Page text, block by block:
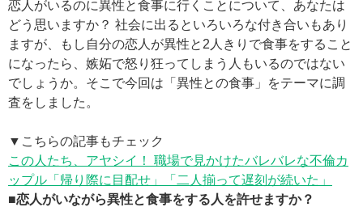
恋人がいるのに異性と食事に行くことについて、あなたは
どう思いますか？ 社会に出るといろいろな付き合いもあり
ますが、もし自分の恋人が異性と2人きりで食事をすること
になったら、嫉妬で怒り狂ってしまう人もいるのではない
でしょうか。そこで今回は「異性との食事」をテーマに調
査をしました。
▼こちらの記事もチェック
この人たち、アヤシイ！ 職場で見かけたバレバレな不倫カ
ップル「帰り際に目配せ」「二人揃って遅刻が続いた」
■恋人がいながら異性と食事をする人を許せますか？